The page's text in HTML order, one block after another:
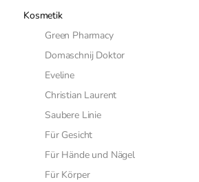
Kosmetik
Green Pharmacy
Domaschnij Doktor
Eveline
Christian Laurent
Saubere Linie
Für Gesicht
Für Hände und Nägel
Für Körper